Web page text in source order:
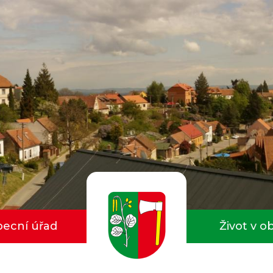
úřad Život v